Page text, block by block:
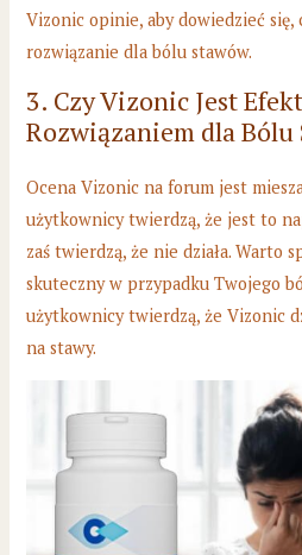
Vizonic opinie, aby dowiedzieć
rozwiązanie dla bólu stawów.
3. Czy Vizonic Jest
Rozwiązaniem dla Bólu
Ocena Vizonic na forum jest
użytkownicy twierdzą, że jest to
zaś twierdzą, że nie działa. Warto
skuteczny w przypadku Twojego
użytkownicy twierdzą, że Vizonic
na stawy.